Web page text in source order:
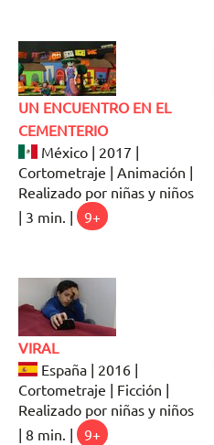
UN ENCUENTRO EN EL
CEMENTERIO
México | 2017 |
Cortometraje | Animación |
Realizado por niñas y niños
| 3 min. |
9+
VIRAL
España | 2016 |
Cortometraje | Ficción |
Realizado por niñas y niños
| 8 min. |
9+